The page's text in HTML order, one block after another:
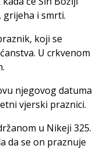
i smrti.
koji se
U crkvenom
njegovog datuma
vjerski praznici.
u Nikeji 325.
da se on praznuje